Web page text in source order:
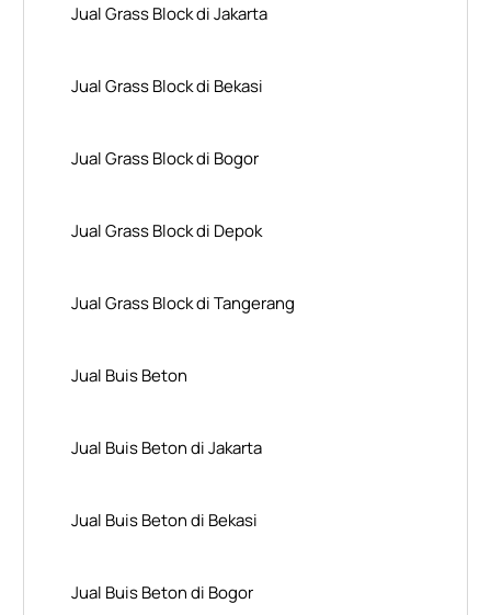
Jual Grass Block di Jakarta
Jual Grass Block di Bekasi
Jual Grass Block di Bogor
Jual Grass Block di Depok
Jual Grass Block di Tangerang
Jual Buis Beton
Jual Buis Beton di Jakarta
Jual Buis Beton di Bekasi
Jual Buis Beton di Bogor